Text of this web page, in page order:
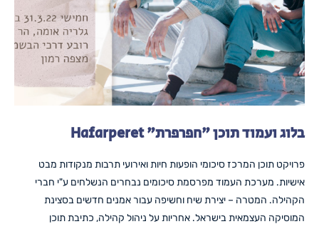
בלוג ועמוד תוכן "חפרפרת" Hafarperet
פרויקט תוכן המרכז סיכומי הופעות חיות ואירועי תרבות מנקודות מבט
אישיות. מערכת העמוד מפרסמת סיכומים נבחרים הנשלחים ע"י חברי
הקהילה. המטרה – יצירת שיח וחשיפה עבור אמנים חדשים בסצינת
המוסיקה העצמאית בישראל. אחריות על ניהול קהילה, כתיבת תוכן